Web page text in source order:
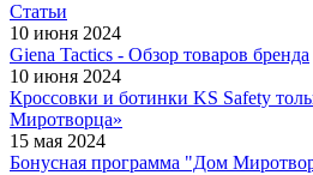
Статьи
10 июня 2024
Giena Tactics - Обзор товаров бренда
10 июня 2024
Кроссовки и ботинки KS Safety
Миротворца»
15 мая 2024
Бонусная программа "Дом